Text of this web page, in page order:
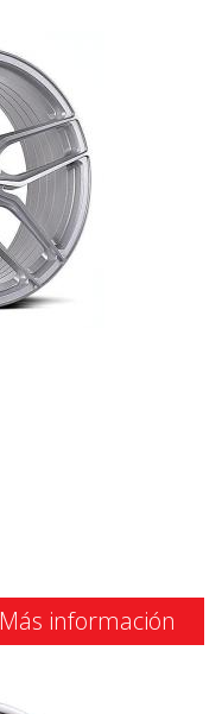
Más información